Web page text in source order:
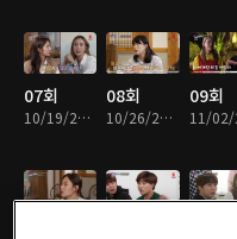
07회
10/19/2021 • 1시간 26분
08회
10/26/2021 • 1시간 11분
09회